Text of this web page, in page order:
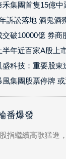
禾集團首隻15億中
訴訟落地 酒鬼酒
交破10000億 券商
半年近百家A股上
盛科技：重要股東
風集團股票停牌
番爆發
指繼續高歌猛進